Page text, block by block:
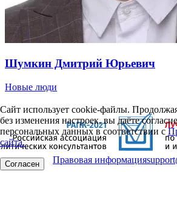
Шумкин Дмитрий Юрьевич
Новые люди
Сайт использует cookie-файлы.
без изменения настроек, вы даёте
персональных данных в соответствии с
сайта.
Согласен Правовая информация